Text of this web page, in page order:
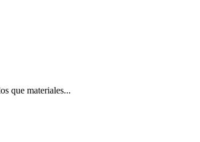
que materiales...